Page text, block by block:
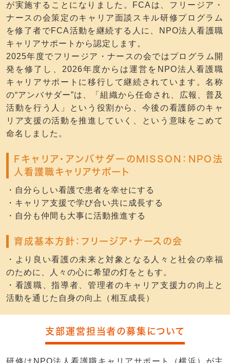
が実施することになりました。FCAは、フリージア・
ナースの会策定のキャリア面談スキル研修プログラム
を修了者でFCA活動を継続する人に、NPO法人看護職
キャリアサポートから認定します。
2025年度でフリージア・ナースの会ではプログラム開
発を修了し、2026年度からは運営をNPO法人看護職
キャリアサポートに移行して継続されています。名称
の“アンバサダー”は、「組織から任命され、広報、普及
活動を行う人」という役割から、今後の看護師のキャ
リア支援の活動を推進していく、という意味をこめて
命名しました。
Fキャリア・アンバサダーのMISSON：NPO法
人看護職キャリアサポート
・自分らしい看護で患者を幸せにする
・キャリア支援で学び合い共に成長する
・自分も仲間も大事に活動推進する
育成基本方針：フリージア・ナースの会
・より良い看護の未来と対象となる人々と社会の幸福
のために、人々の心に希望の灯をともす。
・看護職、指導者、管理者のキャリア支援力の向上と
活動を通じた自身の向上（相互成長）
支部運営担当者の募集について